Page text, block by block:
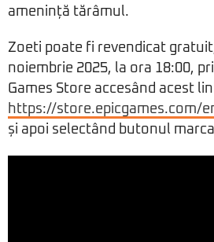
amenință tărâmul.
Zoeti poate fi revendicat
noiembrie 2025, la ora 18:00,
Games Store accesând acest
https://store.epicgames.com/
și apoi selectând butonul